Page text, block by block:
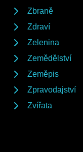
Zbraně
Zdraví
Zelenina
Zemědělství
Zeměpis
Zpravodajství
Zvířata